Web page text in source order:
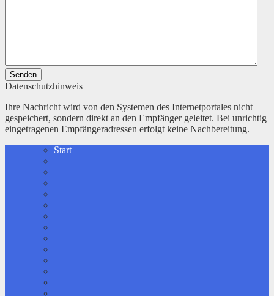
Senden
Datenschutzhinweis
Ihre Nachricht wird von den Systemen des Internetportales nicht
gespeichert, sondern direkt an den Empfänger geleitet. Bei unrichtig
eingetragenen Empfängeradressen erfolgt keine Nachbereitung.
Start